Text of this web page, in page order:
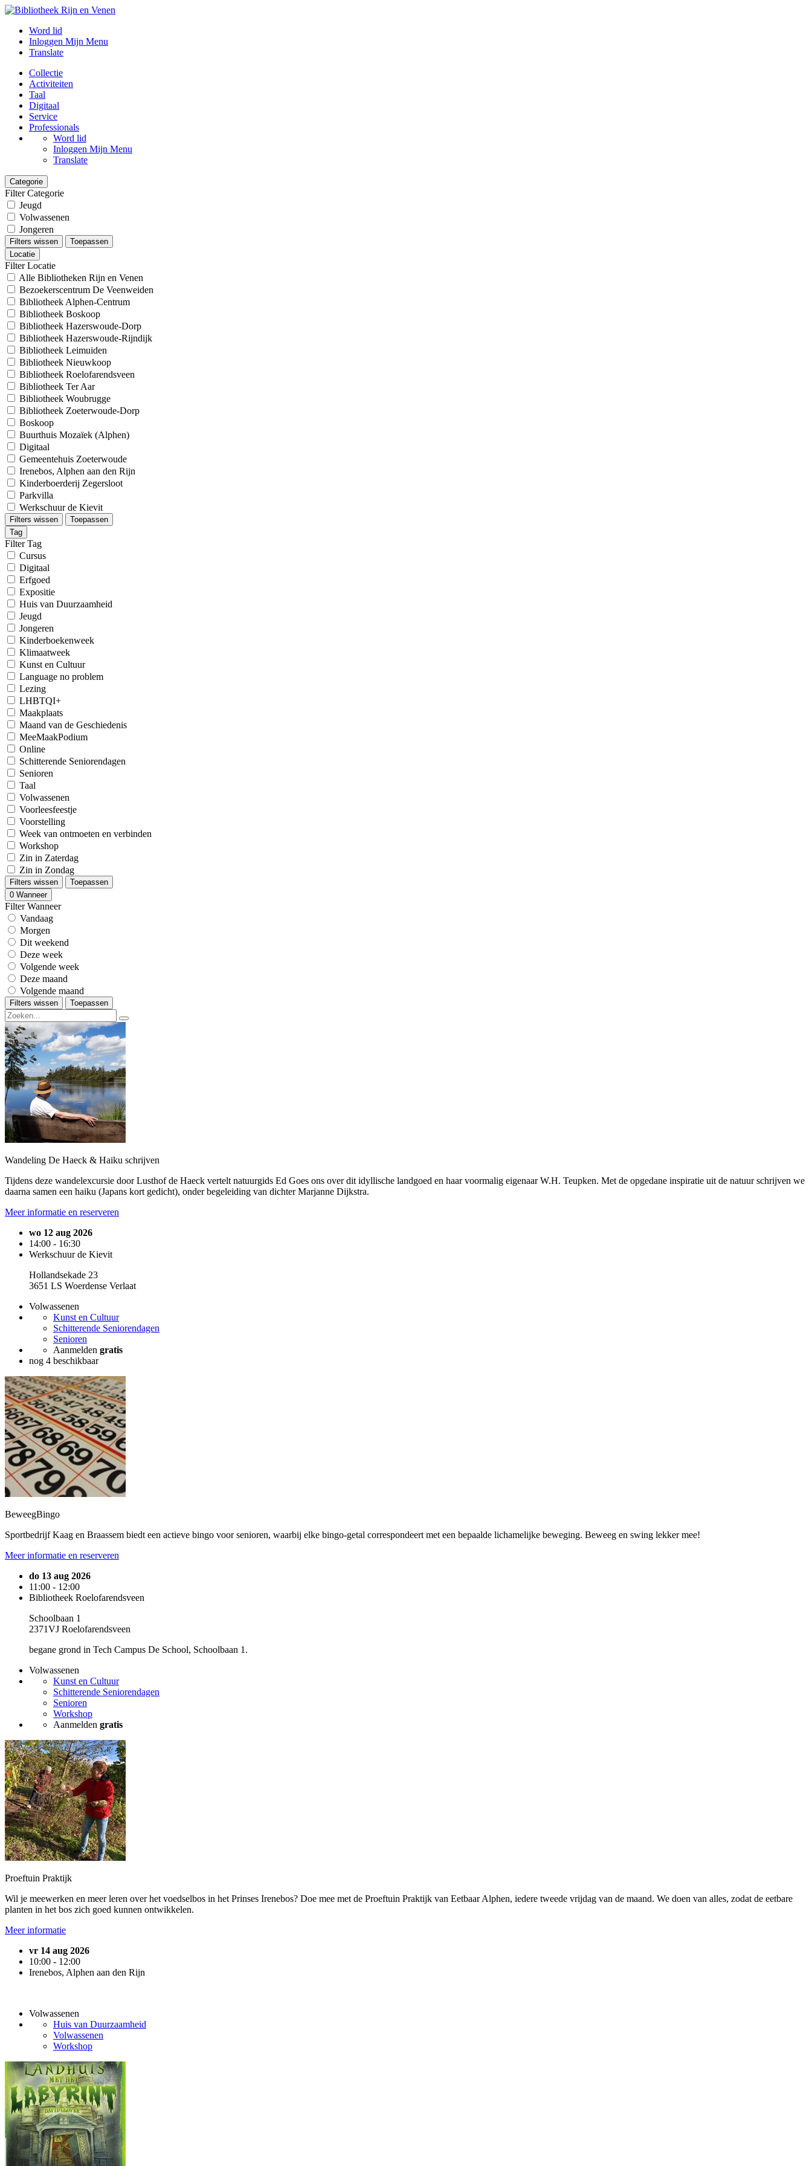
Word lid
Inloggen Mijn Menu
Translate
Collectie
Activiteiten
Taal
Digitaal
Service
Professionals
Word lid
Inloggen Mijn Menu
Translate
Categorie
Filter Categorie
Jeugd
Volwassenen
Jongeren
Filters wissen
Toepassen
Locatie
Filter Locatie
Alle Bibliotheken Rijn en Venen
Bezoekerscentrum De Veenweiden
Bibliotheek Alphen-Centrum
Bibliotheek Boskoop
Bibliotheek Hazerswoude-Dorp
Bibliotheek Hazerswoude-Rijndijk
Bibliotheek Leimuiden
Bibliotheek Nieuwkoop
Bibliotheek Roelofarendsveen
Bibliotheek Ter Aar
Bibliotheek Woubrugge
Bibliotheek Zoeterwoude-Dorp
Boskoop
Buurthuis Mozaïek (Alphen)
Digitaal
Gemeentehuis Zoeterwoude
Irenebos, Alphen aan den Rijn
Kinderboerderij Zegersloot
Parkvilla
Werkschuur de Kievit
Filters wissen
Toepassen
Tag
Filter Tag
Cursus
Digitaal
Erfgoed
Expositie
Huis van Duurzaamheid
Jeugd
Jongeren
Kinderboekenweek
Klimaatweek
Kunst en Cultuur
Language no problem
Lezing
LHBTQI+
Maakplaats
Maand van de Geschiedenis
MeeMaakPodium
Online
Schitterende Seniorendagen
Senioren
Taal
Volwassenen
Voorleesfeestje
Voorstelling
Week van ontmoeten en verbinden
Workshop
Zin in Zaterdag
Zin in Zondag
Filters wissen
Toepassen
0 Wanneer
Filter Wanneer
Vandaag
Morgen
Dit weekend
Deze week
Volgende week
Deze maand
Volgende maand
Filters wissen Toepassen
Wandeling De Haeck & Haiku schrijven
Tijdens deze wandelexcursie door Lusthof de Haeck vertelt natuurgids Ed Goes ons over dit idyllische landgoed en haar voormalig eigenaar W.H. Teupken. Met de opgedane inspiratie uit de natuur schrijven we
daarna samen een haiku (Japans kort gedicht), onder begeleiding van dichter Marjanne Dijkstra.
Meer informatie en reserveren
wo 12 aug 2026
14:00 - 16:30
Werkschuur de Kievit
Hollandsekade 23
3651 LS Woerdense Verlaat
Volwassenen
Kunst en Cultuur
Schitterende Seniorendagen
Senioren
Aanmelden gratis
nog 4 beschikbaar
BeweegBingo
Sportbedrijf Kaag en Braassem biedt een actieve bingo voor senioren, waarbij elke bingo-getal correspondeert met een bepaalde lichamelijke beweging. Beweeg en swing lekker mee!
Meer informatie en reserveren
do 13 aug 2026
11:00 - 12:00
Bibliotheek Roelofarendsveen
Schoolbaan 1
2371VJ Roelofarendsveen
begane grond in Tech Campus De School, Schoolbaan 1.
Volwassenen
Kunst en Cultuur
Schitterende Seniorendagen
Senioren
Workshop
Aanmelden gratis
Proeftuin Praktijk
Wil je meewerken en meer leren over het voedselbos in het Prinses Irenebos? Doe mee met de Proeftuin Praktijk van Eetbaar Alphen, iedere tweede vrijdag van de maand. We doen van alles, zodat de eetbare
planten in het bos zich goed kunnen ontwikkelen.
Meer informatie
vr 14 aug 2026
10:00 - 12:00
Irenebos, Alphen aan den Rijn
Volwassenen
Huis van Duurzaamheid
Volwassenen
Workshop